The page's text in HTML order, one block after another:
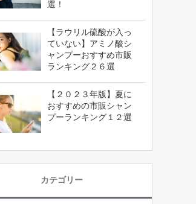
選！
【ラウリル硫酸が入っ
ていない】アミノ酸シ
ャンプーおすすめ市販
ランキング２６選
【２０２３年版】夏に
おすすめの市販シャン
プーランキング１２選
カテゴリー